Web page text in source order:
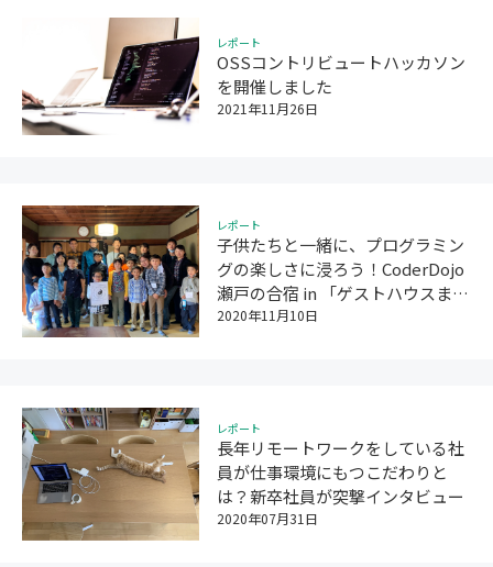
レポート
OSSコントリビュートハッカソン
を開催しました
2021年11月26日
レポート
子供たちと一緒に、プログラミン
グの楽しさに浸ろう！CoderDojo
瀬戸の合宿 in 「ゲストハウスます
きち」
2020年11月10日
レポート
長年リモートワークをしている社
員が仕事環境にもつこだわりと
は？新卒社員が突撃インタビュー
2020年07月31日